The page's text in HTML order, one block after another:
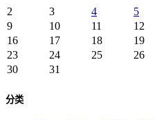
2
3 4 5
9
10 11 12
16
17 18 19
23
24 25 26
30
31
分类